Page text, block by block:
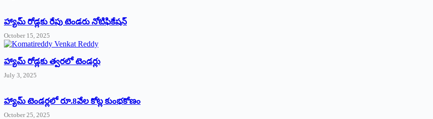
హ్యామ్‌ రోడ్లకు రేపు టెండరు నోటిఫికేషన్‌
October 15, 2025
హ్యామ్‌ రోడ్లకు త్వరలో టెండర్లు
July 3, 2025
హ్యామ్‌ ‌టెండర్లలో రూ.8వేల కోట్ల కుంభకోణం
October 25, 2025